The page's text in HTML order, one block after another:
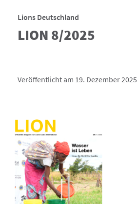
Lions Deutschland
LION 8/2025
Veröffentlicht am 19. Dezember 2025